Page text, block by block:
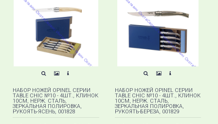
НАБОР НОЖЕЙ OPINEL СЕРИИ
TABLE CHIC №10 - 4ШТ., КЛИНОК
10СМ, НЕРЖ. СТАЛЬ,
ЗЕРКАЛЬНАЯ ПОЛИРОВКА,
РУКОЯТЬ-ЯСЕНЬ, 001828
НАБОР НОЖЕЙ OPINEL СЕРИИ
TABLE CHIC №10 - 4ШТ., КЛИНОК
10СМ, НЕРЖ. СТАЛЬ,
ЗЕРКАЛЬНАЯ ПОЛИРОВКА,
РУКОЯТЬ-БЕРЕЗА, 001829